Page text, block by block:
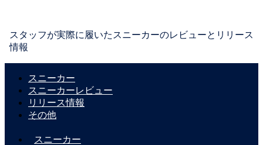
スタッフが実際に履いたスニーカーのレビューとリリース
情報
スニーカー
スニーカーレビュー
リリース情報
その他
スニーカー